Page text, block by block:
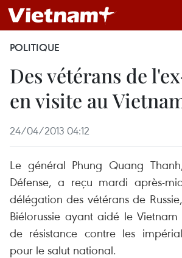
POLITIQUE
Des vétérans de
en visite au
24/04/2013 04:12
Le général Phung Quang
Défense, a reçu mardi après-
délégation des vétérans de
Biélorussie ayant aidé le
de résistance contre les
pour le salut national.